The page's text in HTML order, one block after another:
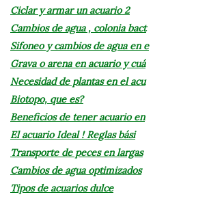
Ciclar y armar un acuario 2
Cambios de agua , colonia bact
Sifoneo y cambios de agua en e
Grava o arena en acuario y cuá
Necesidad de plantas en el acu
Biotopo, que es?
Beneficios de tener acuario en
El acuario Ideal ! Reglas bási
Transporte de peces en largas
Cambios de agua optimizados
Tipos de acuarios dulce